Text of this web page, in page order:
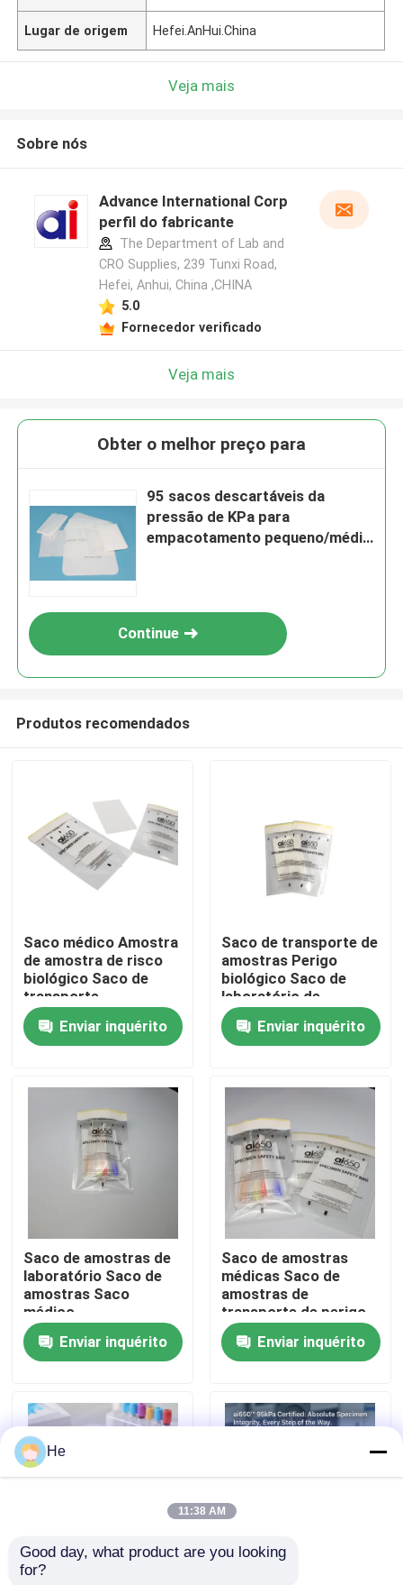
Produtos
Vídeos
Visita à fábrica
Controle de qualidade
Notícias
Solicite um orçamento
saco do transporte do espécime 95kPa
Lugar de origem Hefei.AnHui.China
Veja mais
Sobre nós
Advance International Corp
perfil do fabricante
The Department of Lab and
CRO Supplies, 239 Tunxi Road,
Hefei, Anhui, China ,CHINA
5.0
Fornecedor verificado
Veja mais
Obter o melhor preço para
95 sacos descartáveis da
pressão de KPa para
empacotamento pequeno/médio
Continue
Produtos recomendados
Saco médico Amostra
de amostra de risco
biológico Saco de
transporte
Enviar inquérito
Saco de transporte de
amostras Perigo
biológico Saco de
laboratório de
amostras
Enviar inquérito
Saco de amostras de
laboratório Saco de
amostras Saco
médico
Enviar inquérito
Saco de amostras
médicas Saco de
amostras de
transporte de perigo
biológico
Enviar inquérito
Saco de amostras de
He
11:38 AM
Good day, what product are you looking
for?